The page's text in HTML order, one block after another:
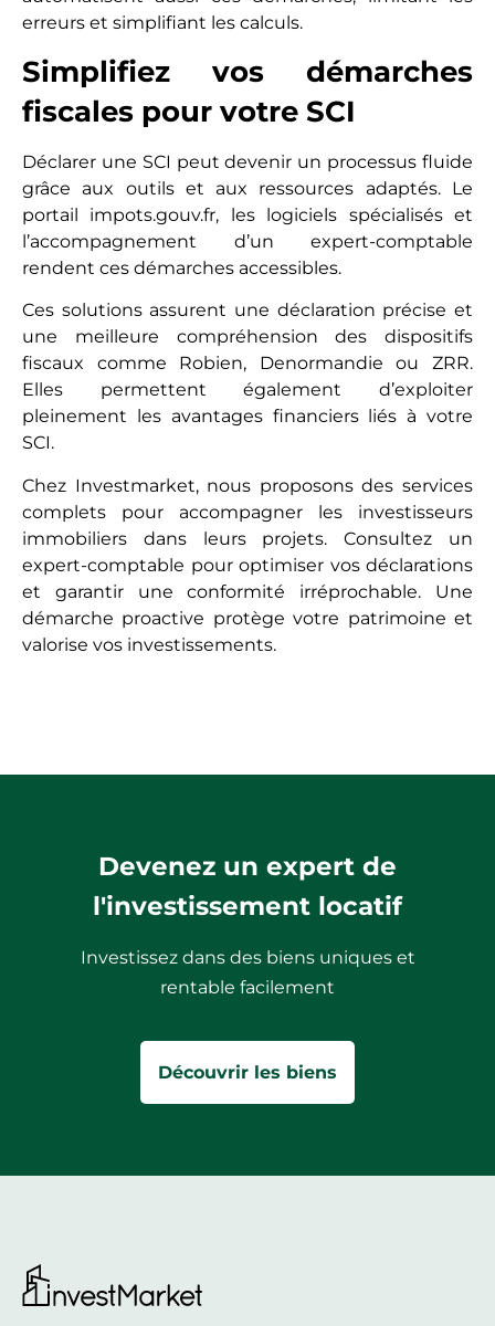
erreurs et simplifiant les calculs.
Simplifiez vos démarches
fiscales pour votre SCI
Déclarer une SCI peut devenir un processus fluide
grâce aux outils et aux ressources adaptés. Le
portail impots.gouv.fr, les logiciels spécialisés et
l’accompagnement d’un expert-comptable
rendent ces démarches accessibles.
Ces solutions assurent une déclaration précise et
une meilleure compréhension des dispositifs
fiscaux comme Robien, Denormandie ou ZRR.
Elles permettent également d’exploiter
pleinement les avantages financiers liés à votre
SCI.
Chez Investmarket, nous proposons des services
complets pour accompagner les investisseurs
immobiliers dans leurs projets. Consultez un
expert-comptable pour optimiser vos déclarations
et garantir une conformité irréprochable. Une
démarche proactive protège votre patrimoine et
valorise vos investissements.
Devenez un expert de
l'investissement locatif
Investissez dans des biens uniques et
rentable facilement
Découvrir les biens